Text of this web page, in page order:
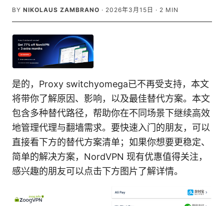
BY NIKOLAUS ZAMBRANO · 2026年3月15日 · 2 MIN
是的，Proxy switchyomega已不再受支持，本文
将带你了解原因、影响，以及最佳替代方案。本文
包含多种替代路径，帮助你在不同场景下继续高效
地管理代理与翻墙需求。要快速入门的朋友，可以
直接看下方的替代方案清单；如果你想要更稳定、
简单的解决方案，NordVPN 现有优惠值得关注，
感兴趣的朋友可以点击下方图片了解详情。